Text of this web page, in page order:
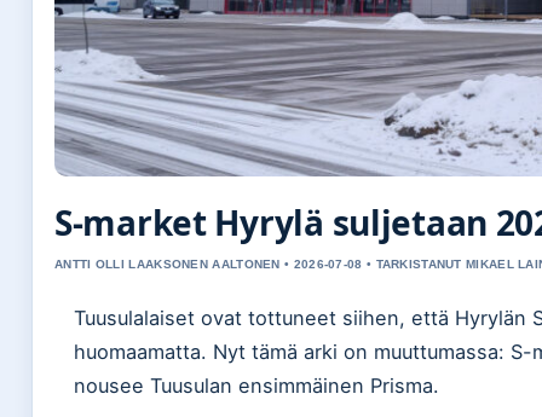
S-market Hyrylä suljetaan
ANTTI OLLI LAAKSONEN AALTONEN • 2026-07-08 • TARKISTANUT MIKAEL
Tuusulalaiset ovat tottuneet siihen, että Hyrylän
huomaamatta. Nyt tämä arki on muuttumassa:
nousee Tuusulan ensimmäinen Prisma.